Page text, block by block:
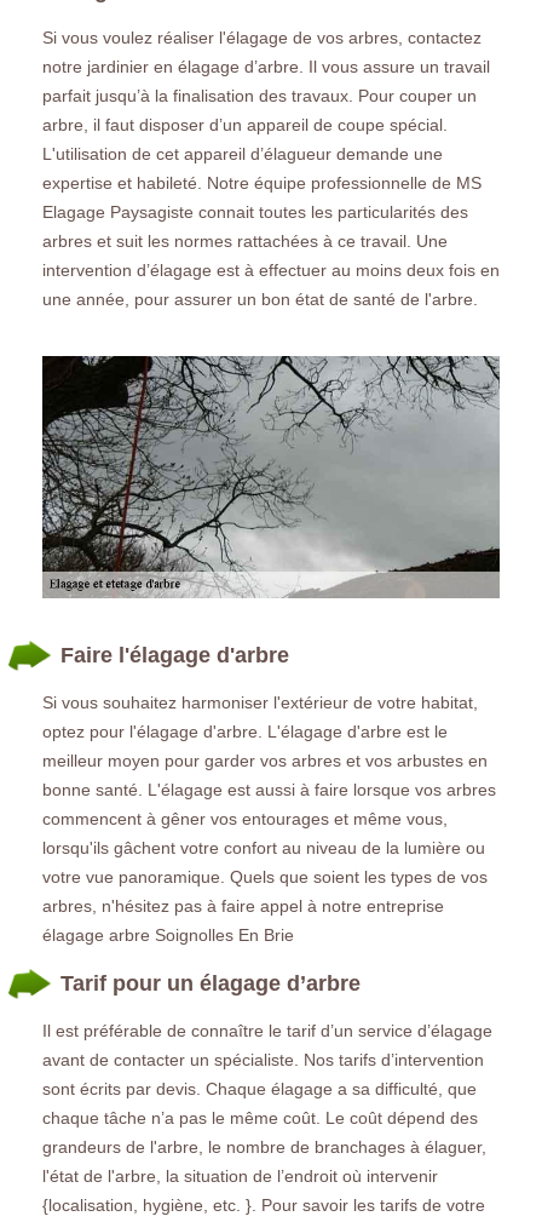
Si vous voulez réaliser l'élagage de vos arbres, contactez
notre jardinier en élagage d’arbre. Il vous assure un travail
parfait jusqu’à la finalisation des travaux. Pour couper un
arbre, il faut disposer d’un appareil de coupe spécial.
L'utilisation de cet appareil d’élagueur demande une
expertise et habileté. Notre équipe professionnelle de MS
Elagage Paysagiste connait toutes les particularités des
arbres et suit les normes rattachées à ce travail. Une
intervention d’élagage est à effectuer au moins deux fois en
une année, pour assurer un bon état de santé de l'arbre.
Faire l'élagage d'arbre
Si vous souhaitez harmoniser l'extérieur de votre habitat,
optez pour l'élagage d'arbre. L'élagage d'arbre est le
meilleur moyen pour garder vos arbres et vos arbustes en
bonne santé. L'élagage est aussi à faire lorsque vos arbres
commencent à gêner vos entourages et même vous,
lorsqu'ils gâchent votre confort au niveau de la lumière ou
votre vue panoramique. Quels que soient les types de vos
arbres, n'hésitez pas à faire appel à notre entreprise
élagage arbre Soignolles En Brie
Tarif pour un élagage d’arbre
Il est préférable de connaître le tarif d’un service d’élagage
avant de contacter un spécialiste. Nos tarifs d’intervention
sont écrits par devis. Chaque élagage a sa difficulté, que
chaque tâche n’a pas le même coût. Le coût dépend des
grandeurs de l'arbre, le nombre de branchages à élaguer,
l'état de l'arbre, la situation de l’endroit où intervenir
{localisation, hygiène, etc. }. Pour savoir les tarifs de votre